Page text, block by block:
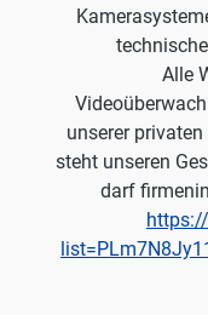
Alle
unserer
steht unseren
darf